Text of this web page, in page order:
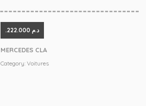
.د.م 222.000
MERCEDES CLA
Category: Voitures